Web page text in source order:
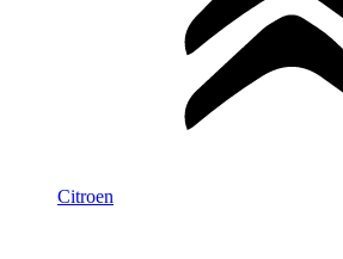
Citroen